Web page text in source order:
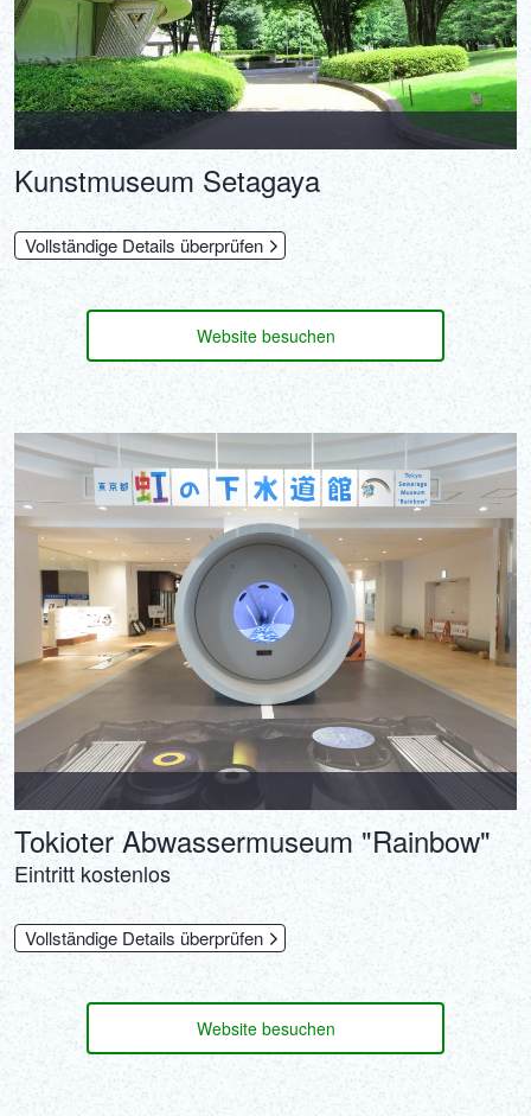
Kunstmuseum Setagaya
Vollständige Details überprüfen
Website besuchen
Tokioter Abwassermuseum "Rainbow"
Eintritt kostenlos
Vollständige Details überprüfen
Website besuchen